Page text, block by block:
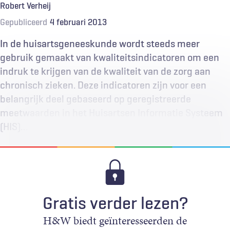
Robert Verheij
Gepubliceerd 4 februari 2013
In de huisartsgeneeskunde wordt steeds meer
gebruik gemaakt van kwaliteitsindicatoren om een
indruk te krijgen van de kwaliteit van de zorg aan
chronisch zieken. Deze indicatoren zijn voor een
belangrijk deel gebaseerd op geregistreerde
meetwaarden in het Huisartsen Informatie Systeem
(HIS)…
Gratis verder lezen?
H&W biedt geïnteresseerden de